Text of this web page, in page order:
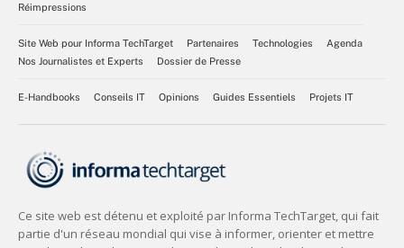
Réimpressions
Site Web pour Informa TechTarget Partenaires Technologies
Agenda
Nos Journalistes et Experts
Dossier de Presse
E-Handbooks Conseils IT Opinions Guides Essentiels Projets IT